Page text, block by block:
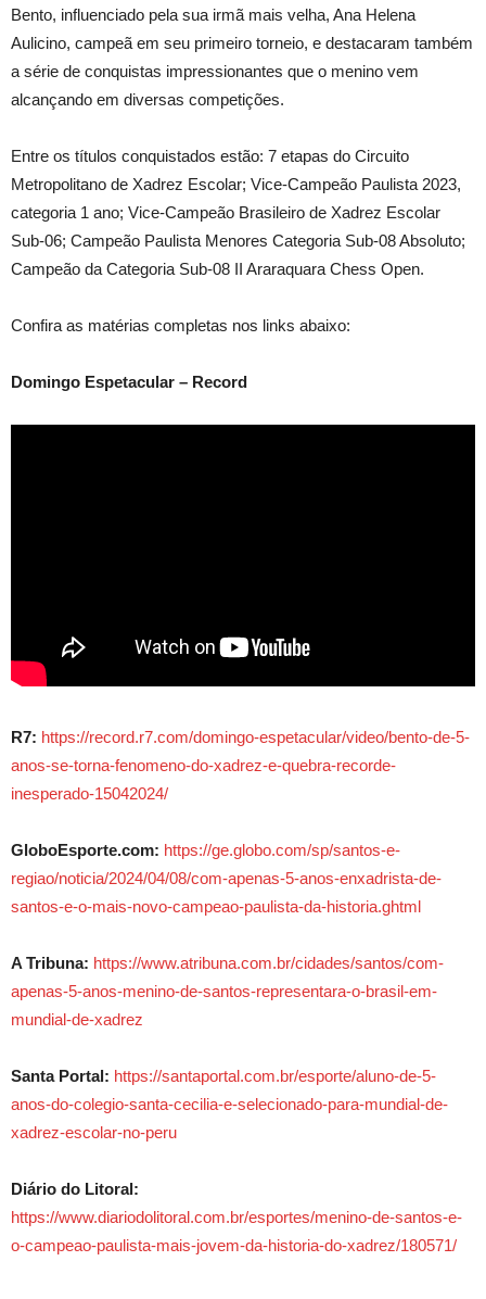
Bento, influenciado pela sua irmã mais velha, Ana Helena
Aulicino, campeã em seu primeiro torneio, e destacaram também
a série de conquistas impressionantes que o menino vem
alcançando em diversas competições.
Entre os títulos conquistados estão: 7 etapas do Circuito
Metropolitano de Xadrez Escolar; Vice-Campeão Paulista 2023,
categoria 1 ano; Vice-Campeão Brasileiro de Xadrez Escolar
Sub-06; Campeão Paulista Menores Categoria Sub-08 Absoluto;
Campeão da Categoria Sub-08 II Araraquara Chess Open.
Confira as matérias completas nos links abaixo:
Domingo Espetacular – Record
R7: https://record.r7.com/domingo-espetacular/video/bento-de-5-
anos-se-torna-fenomeno-do-xadrez-e-quebra-recorde-
inesperado-15042024/
GloboEsporte.com: https://ge.globo.com/sp/santos-e-
regiao/noticia/2024/04/08/com-apenas-5-anos-enxadrista-de-
santos-e-o-mais-novo-campeao-paulista-da-historia.ghtml
A Tribuna: https://www.atribuna.com.br/cidades/santos/com-
apenas-5-anos-menino-de-santos-representara-o-brasil-em-
mundial-de-xadrez
Santa Portal: https://santaportal.com.br/esporte/aluno-de-5-
anos-do-colegio-santa-cecilia-e-selecionado-para-mundial-de-
xadrez-escolar-no-peru
Diário do Litoral:
https://www.diariodolitoral.com.br/esportes/menino-de-santos-e-
o-campeao-paulista-mais-jovem-da-historia-do-xadrez/180571/